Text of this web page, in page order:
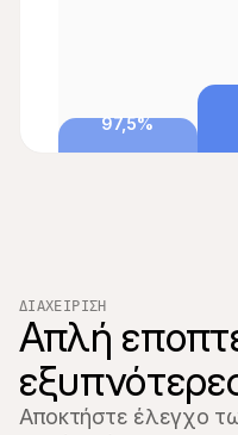
97,5%
ΔΙΑΧΕΊΡΙΣΗ
Απλή
Αποκτήστε έλεγχο